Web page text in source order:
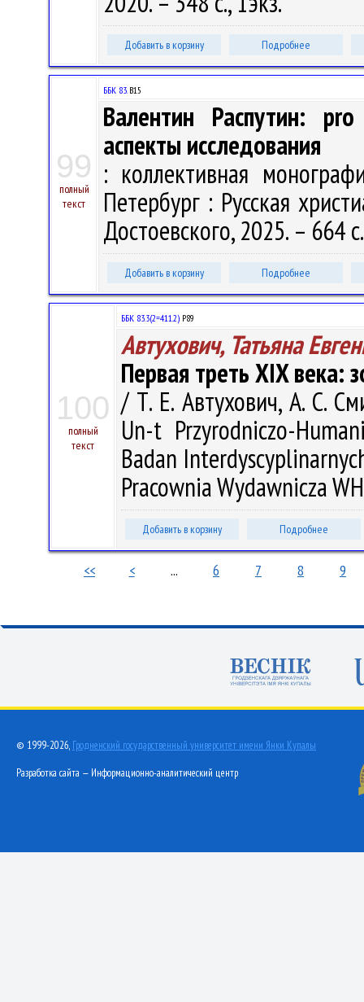
Добавить в корзину Подробнее
99
полный
текст
ББК 83.В15
Валентин Распутин:
аспекты исследования
: коллективная
Петербург : Русская
Достоевского, 2025. – 664
Добавить в корзину Подробнее
100
полный
текст
ББК 83.3(2=411.2) Р89
Автухович, Татьяна
Первая треть XIX века:
/ Т. Е. Автухович, А. С.
Un-t Przyrodniczo-
Badan
Pracownia Wydawnicza
Добавить в корзину Подробнее
<< < ... 6 7 8 9
© 1999-2026, Гродненский государственный университет имени Янки Купалы
Разработка сайта — Информационно-аналитический центр